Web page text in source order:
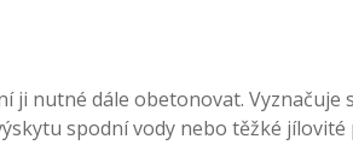
ji nutné dále obetonovat.
spodní vody nebo těžké jílovité